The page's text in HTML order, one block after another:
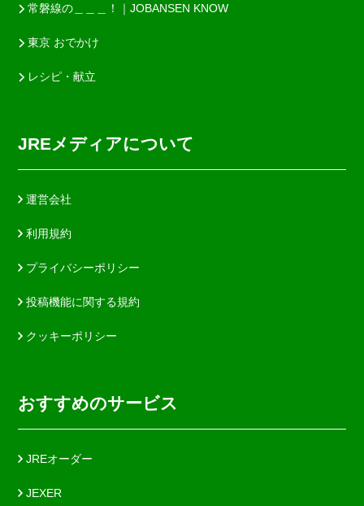
常磐線の＿＿＿！｜JOBANSEN KNOW
東京 おでかけ
レシピ・献立
JREメディアについて
運営会社
利用規約
プライバシーポリシー
投稿機能に関する規約
クッキーポリシー
おすすめのサービス
JREオーダー
JEXER